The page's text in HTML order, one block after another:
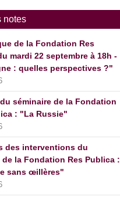
notes
de la Fondation Res
mardi 22 septembre à 18h -
: quelles perspectives ?"
séminaire de la Fondation
: "La Russie"
des interventions du
la Fondation Res Publica :
sans œillères"